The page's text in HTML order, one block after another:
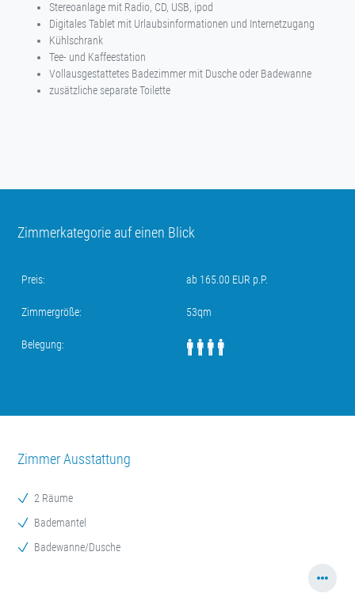
Stereoanlage mit Radio, CD, USB, ipod
Digitales Tablet mit Urlaubsinformationen und Internetzugang
Kühlschrank
Tee- und Kaffeestation
Vollausgestattetes Badezimmer mit Dusche oder Badewanne
zusätzliche separate Toilette
Zimmerkategorie auf einen Blick
Preis: ab 165.00 EUR p.P.
Zimmergröße: 53qm
Belegung:
Zimmer Ausstattung
2 Räume
Bademantel
Badewanne/Dusche